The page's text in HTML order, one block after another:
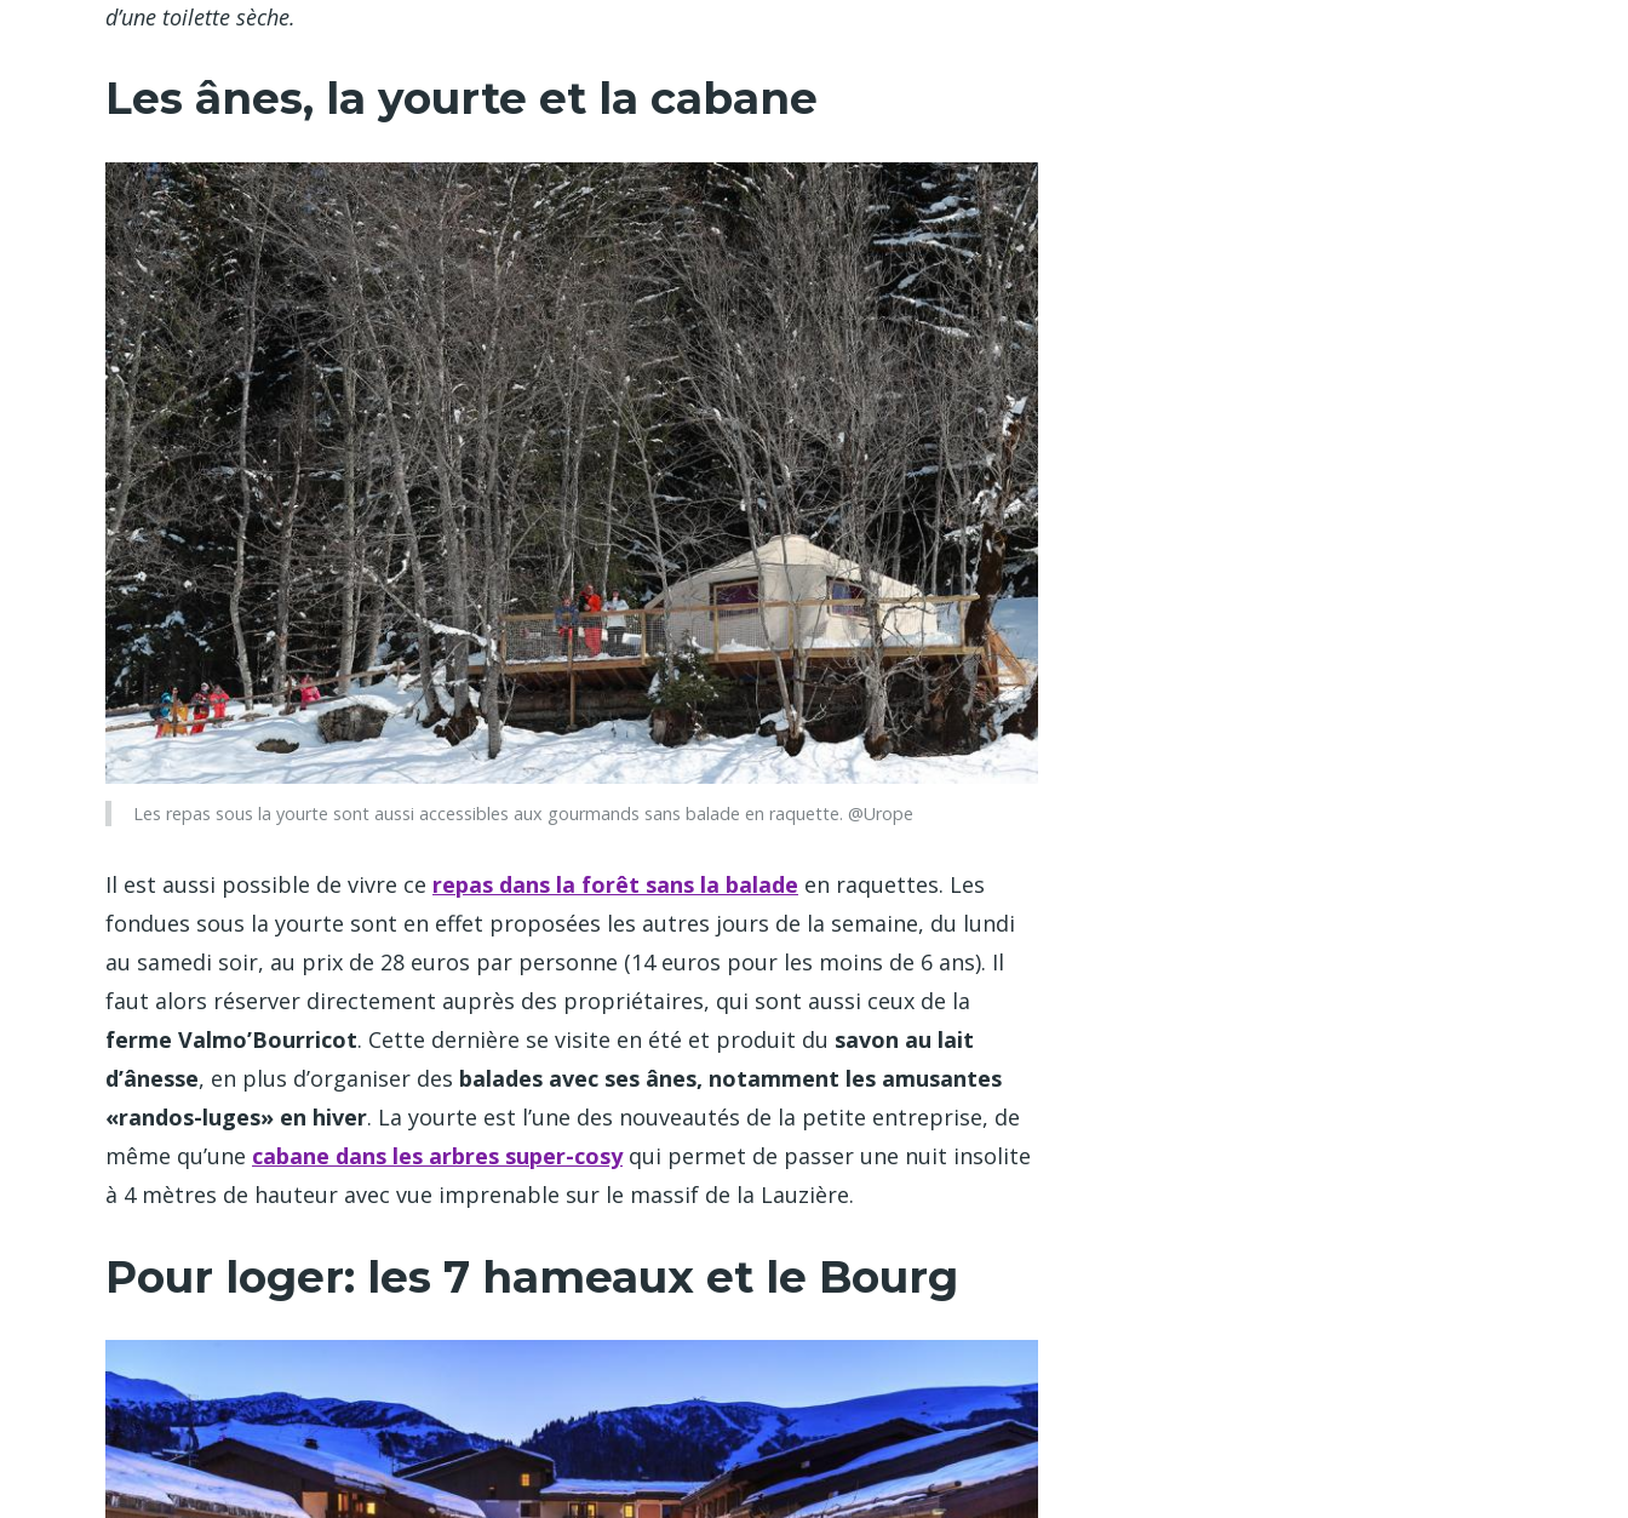
d’une toilette sèche.
Les ânes, la yourte et la cabane
Les repas sous la yourte sont aussi accessibles aux gourmands sans balade en raquette. @Urope
Il est aussi possible de vivre ce repas dans la forêt sans la balade en raquettes. Les
fondues sous la yourte sont en effet proposées les autres jours de la semaine, du lundi
au samedi soir, au prix de 28 euros par personne (14 euros pour les moins de 6 ans). Il
faut alors réserver directement auprès des propriétaires, qui sont aussi ceux de la
ferme Valmo’Bourricot. Cette dernière se visite en été et produit du savon au lait
d’ânesse, en plus d’organiser des balades avec ses ânes, notamment les amusantes
«randos-luges» en hiver. La yourte est l’une des nouveautés de la petite entreprise, de
même qu’une cabane dans les arbres super-cosyqui permet de passer une nuit insolite
à 4 mètres de hauteur avec vue imprenable sur le massif de la Lauzière.
Pour loger: les 7 hameaux et le Bourg